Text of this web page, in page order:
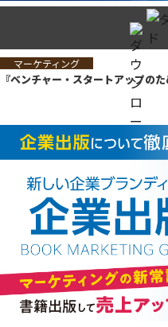
マーケティング
『ベンチャー・スタートアップの